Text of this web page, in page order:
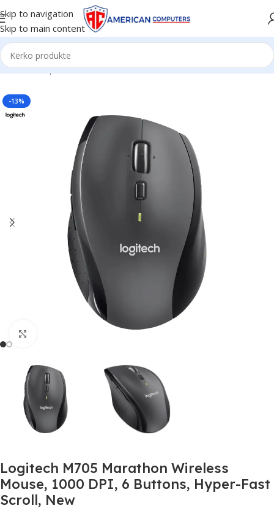
Skip to navigation
Skip to main content
Kreu/Komponent PC/Mouse
-13%
Logitech M705 Marathon Wireless
Mouse, 1000 DPI, 6 Buttons, Hyper-Fast
Scroll, New